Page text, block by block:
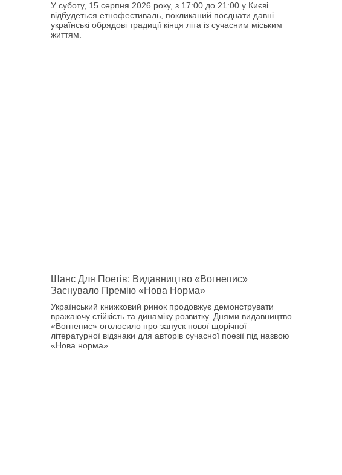
У суботу, 15 серпня 2026 року, з 17:00 до 21:00 у Києві
відбудеться етнофестиваль, покликаний поєднати давні
українські обрядові традиції кінця літа із сучасним міським
життям.
Шанс Для Поетів: Видавництво «Вогнепис»
Заснувало Премію «Нова Норма»
Український книжковий ринок продовжує демонструвати
вражаючу стійкість та динаміку розвитку. Днями видавництво
«Вогнепис» оголосило про запуск нової щорічної
літературної відзнаки для авторів сучасної поезії під назвою
«Нова норма».